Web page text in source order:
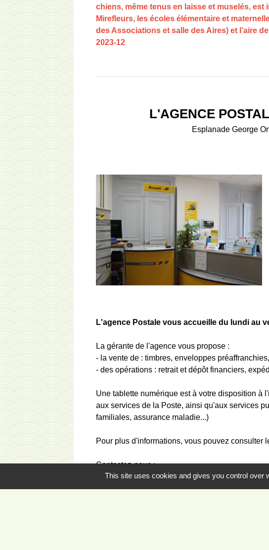
chiens, même tenus en laisse et muselés,
Mirefleurs, les écoles élémentaire et
des Associations et salle des Aires) et l’aire
2023-12
L'AGENCE
Esplanade George
L'agence Postale vous accueille du lundi au
La gérante de l'agence vous propose :
- la vente de : timbres, enveloppes
- des opérations : retrait et dépôt financiers,
Une tablette numérique est à votre disposition à
aux services de la Poste, ainsi qu'aux services
familiales, assurance maladie...)
Pour plus d'informations, vous pouvez consulter
Contactez-nous :
Téléphone : 04 73 16 77 05
This site uses cookies and gives you control over